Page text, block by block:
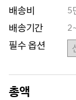
배송비
5
배송기간
필수 옵션
총액